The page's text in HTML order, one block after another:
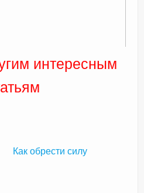
интересным
Как обрести силу